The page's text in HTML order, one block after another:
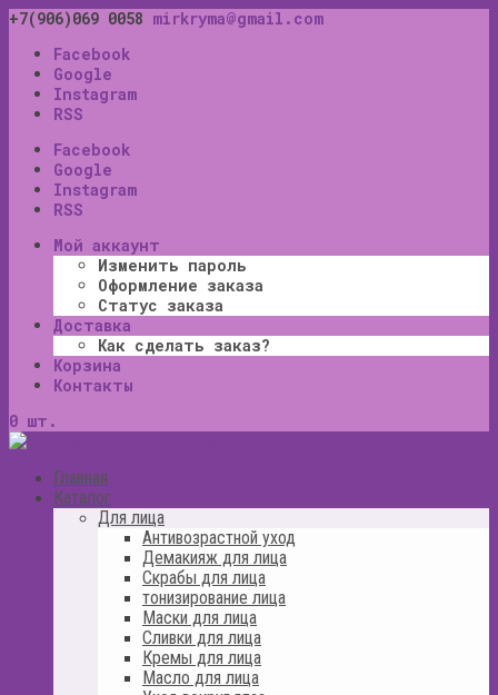
+7(906)069 0058 mirkryma@gmail.com
Facebook
Google
Instagram
RSS
Facebook
Google
Instagram
RSS
Мой аккаунт
Изменить пароль
Оформление заказа
Статус заказа
Доставка
Как сделать заказ?
Корзина
Контакты
0 шт.
Главная
Каталог
Для лица
Антивозрастной уход
Демакияж для лица
Скрабы для лица
тонизирование лица
Маски для лица
Сливки для лица
Кремы для лица
Масло для лица